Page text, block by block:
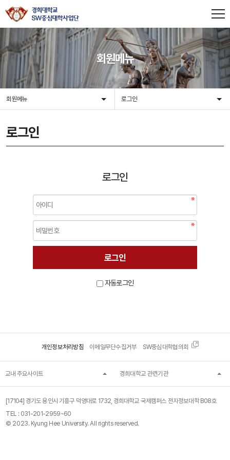
회원메뉴
회원메뉴 로그인
로그인
로그인
자동로그인
개인정보처리방침 이메일무단수집거부 SW중심대학협의회
교내 주요사이트 경희대학교 관련기관
[17104] 경기도 용인시 기흥구 덕영대로 1732, 경희대학교 국제캠퍼스 전자정보대학 B08호
TEL : 031-201-2959~60
© 2023. Kyung Hee University. All rights reserved.